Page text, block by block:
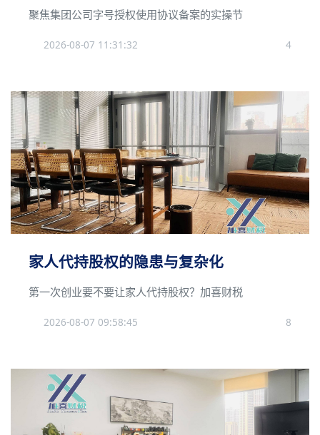
聚焦集团公司字号授权使用协议备案的实操节
2026-08-07 11:31:32 4
家人代持股权的隐患与复杂化
第一次创业要不要让家人代持股权？加喜财税
2026-08-07 09:58:45 8